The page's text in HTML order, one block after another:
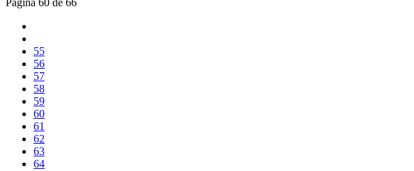
Página 60 de 66
55
56
57
58
59
60
61
62
63
64